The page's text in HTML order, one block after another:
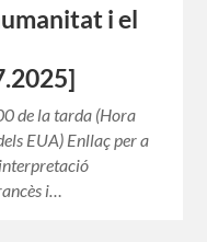
i el
de la tarda (Hora
EUA) Enllaç per a
i…